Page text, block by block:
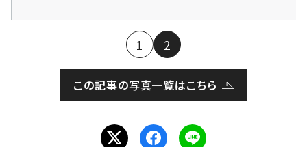
1 2
この記事の写真一覧はこちら